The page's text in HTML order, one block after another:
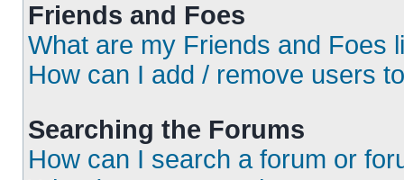
Friends and Foes
What are my Friends and Foes
How can I add / remove users
Searching the Forums
How can I search a forum or